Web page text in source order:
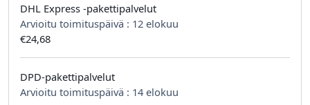
DHL Express -pakettipalvelut
Arvioitu toimituspäivä : 12 elokuu
€24,68
DPD-pakettipalvelut
Arvioitu toimituspäivä : 14 elokuu